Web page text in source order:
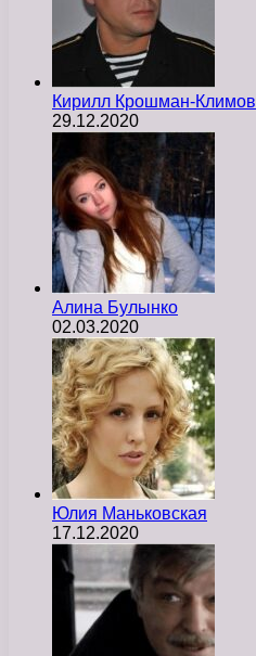
Кирилл Крошман-Климов
29.12.2020
Алина Булынко
02.03.2020
Юлия Маньковская
17.12.2020